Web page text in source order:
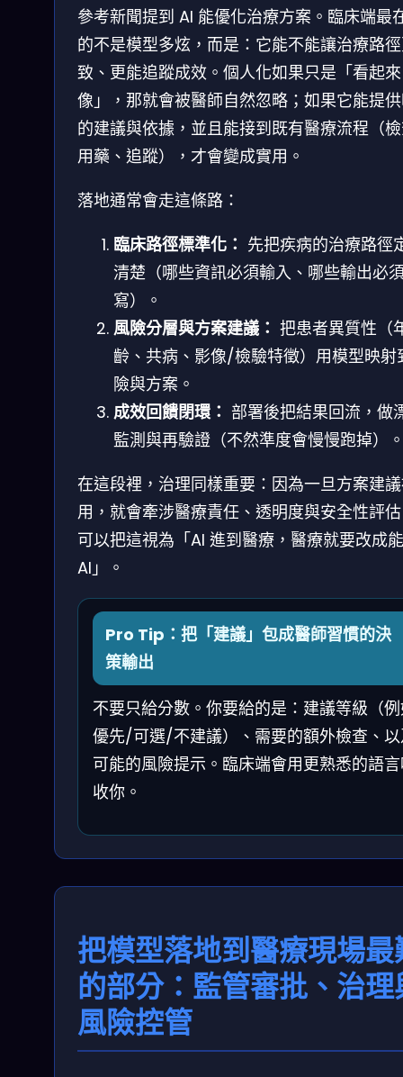
參考新聞提到 AI 能優化治療方案。臨床端最
的不是模型多炫，而是：它能不能讓治療路
致、更能追蹤成效。個人化如果只是「看起來
像」，那就會被醫師自然忽略；如果它能提
的建議與依據，並且能接到既有醫療流程（
用藥、追蹤），才會變成實用。
落地通常會走這條路：
臨床路徑標準化： 先把疾病的治療路徑
清楚（哪些資訊必須輸入、哪些輸出必
寫）。
風險分層與方案建議： 把患者異質性（
齡、共病、影像/檢驗特徵）用模型映射
險與方案。
成效回饋閉環： 部署後把結果回流，做
監測與再驗證（不然準度會慢慢跑掉）
在這段裡，治理同樣重要：因為一旦方案建
用，就會牽涉醫療責任、透明度與安全性評
可以把這視為「AI 進到醫療，醫療就要改成
AI」。
Pro Tip：把「建議」包成醫師習慣的決
策輸出
不要只給分數。你要給的是：建議等級（
優先/可選/不建議）、需要的額外檢查、
可能的風險提示。臨床端會用更熟悉的語
收你。
把模型落地到醫療現場最
的部分：監管審批、治理
風險控管